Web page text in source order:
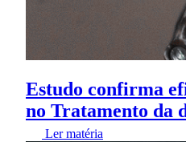
Estudo confirma
no Tratamento da
Ler matéria